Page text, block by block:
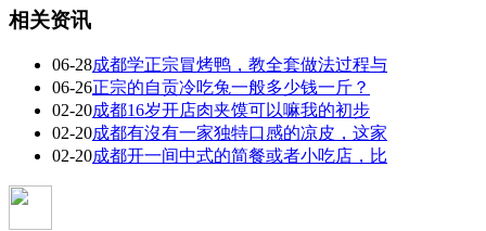
相关资讯
06-28成都学正宗冒烤鸭，教全套做法过程与
06-26正宗的自贡冷吃兔一般多少钱一斤？
02-20成都16岁开店肉夹馍可以嘛我的初步
02-20成都有沒有一家独特口感的凉皮，这家
02-20成都开一间中式的简餐或者小吃店，比